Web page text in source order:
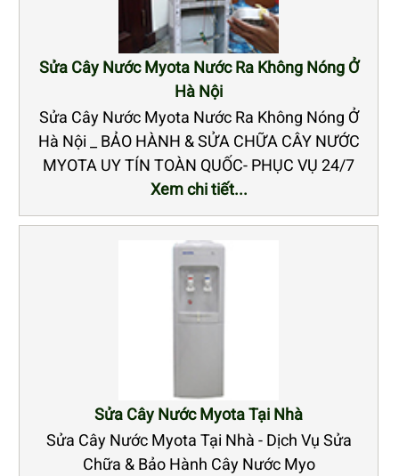
Sửa Cây Nước Myota Nước Ra Không Nóng Ở
Hà Nội
Sửa Cây Nước Myota Nước Ra Không Nóng Ở
Hà Nội _ BẢO HÀNH & SỬA CHỮA CÂY NƯỚC
MYOTA UY TÍN TOÀN QUỐC- PHỤC VỤ 24/7
Xem chi tiết...
Sửa Cây Nước Myota Tại Nhà
Sửa Cây Nước Myota Tại Nhà - Dịch Vụ Sửa
Chữa & Bảo Hành Cây Nước Myo